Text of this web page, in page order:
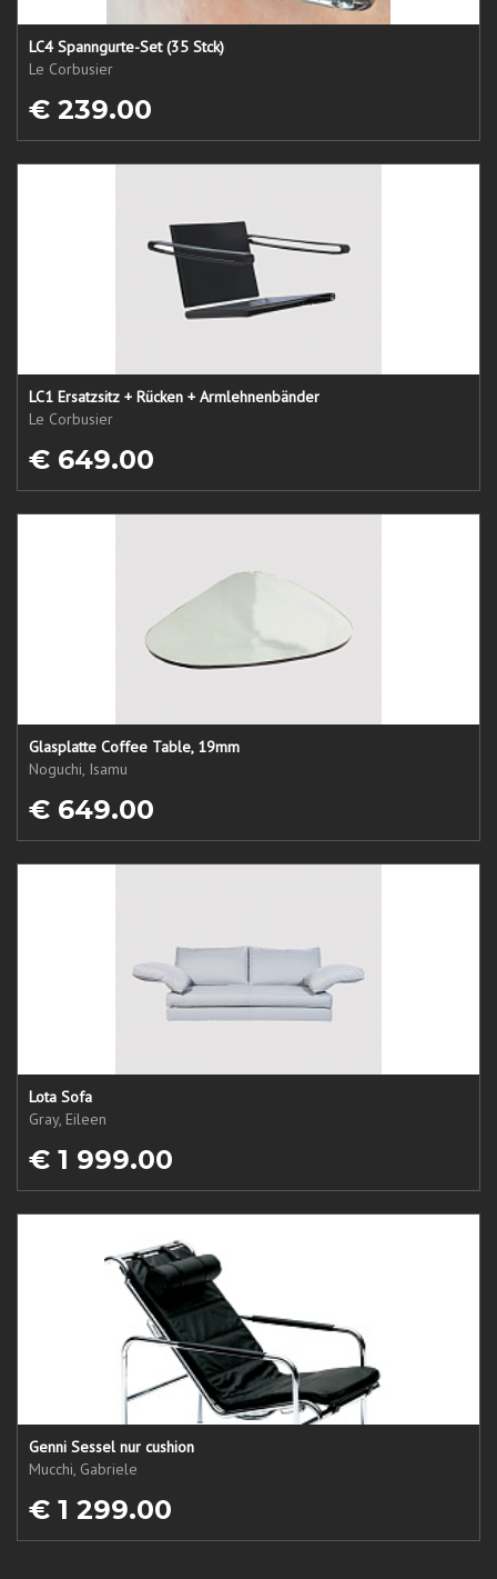
LC4 Spanngurte-Set (35 Stck)
Le Corbusier
€ 239.00
LC1 Ersatzsitz + Rücken + Armlehnenbänder
Le Corbusier
€ 649.00
Glasplatte Coffee Table, 19mm
Noguchi, Isamu
€ 649.00
Lota Sofa
Gray, Eileen
€ 1 999.00
Genni Sessel nur cushion
Mucchi, Gabriele
€ 1 299.00